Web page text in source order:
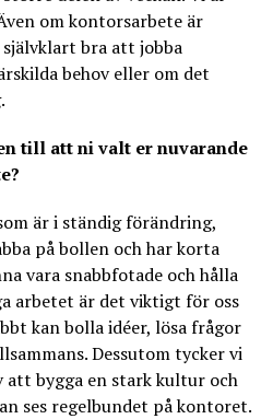
om kontorsarbete är
bra att jobba
behov eller om det
till att ni valt er nuvarande
är i ständig förändring,
på bollen och har korta
vara snabbfotade och hålla
arbetet är det viktigt för oss
kan bolla idéer, lösa frågor
Dessutom tycker vi
att bygga en stark kultur och
ses regelbundet på kontoret.